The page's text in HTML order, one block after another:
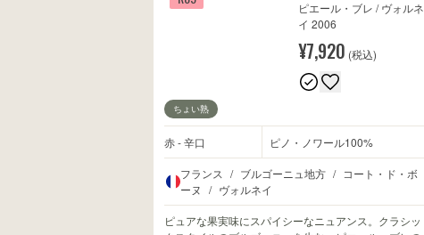
ピエール・ブレ / ヴォルネ
イ 2006
¥7,920 (税込)
ちょい熟
赤 - 辛口 ピノ・ノワール100%
フランス / ブルゴーニュ地方 / コート・ド・ボ
ーヌ / ヴォルネイ
ピュアな果実味にスパイシーなニュアンス。クラシッ